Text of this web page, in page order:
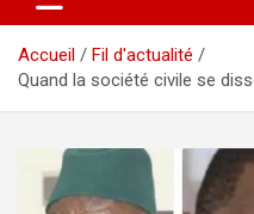
Accueil
Fil d'actualité
Quand la société civile se